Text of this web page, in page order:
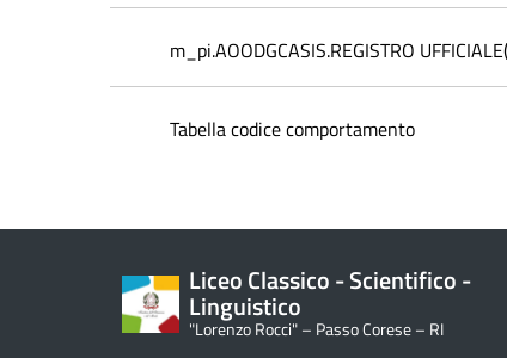
m_pi.AOODGCASIS.REGISTRO
Tabella codice comportamento
Liceo Classico - Scientifico -
Linguistico
"Lorenzo Rocci" – Passo Corese – RI